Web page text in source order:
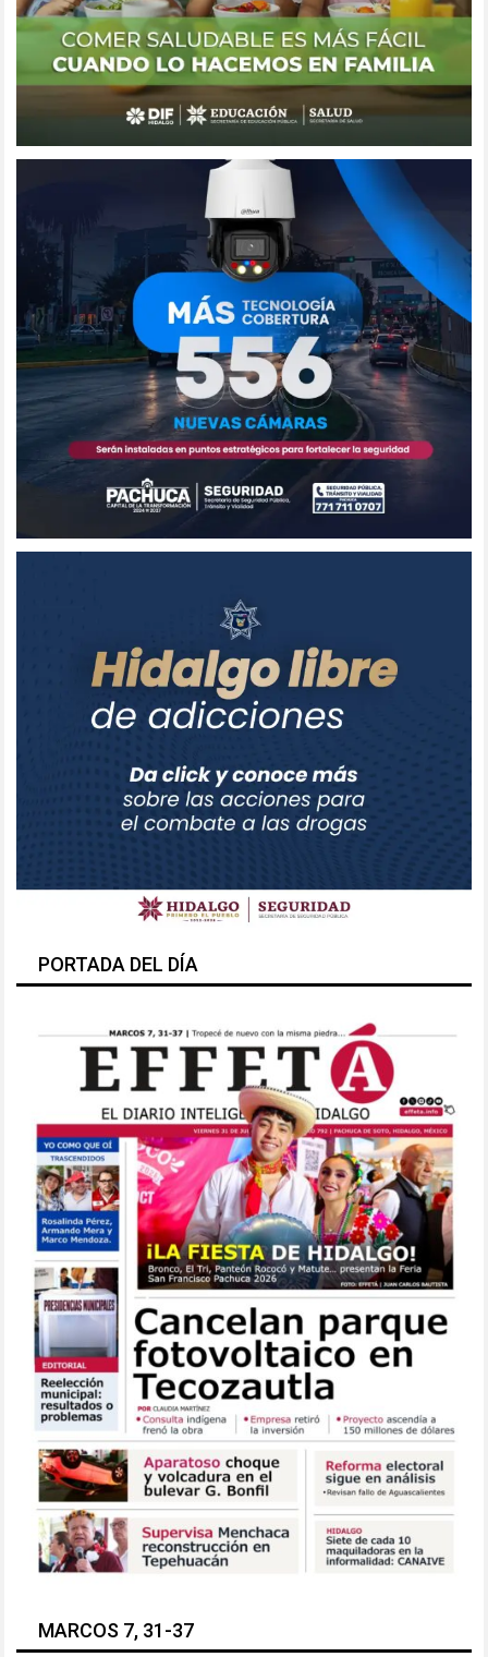
PORTADA DEL DÍA
MARCOS 7, 31-37